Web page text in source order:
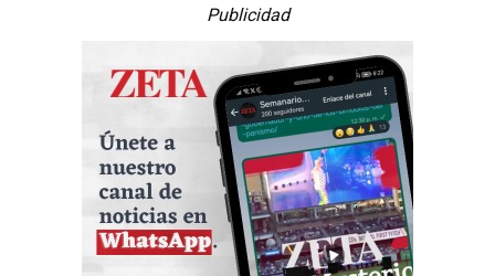
Publicidad